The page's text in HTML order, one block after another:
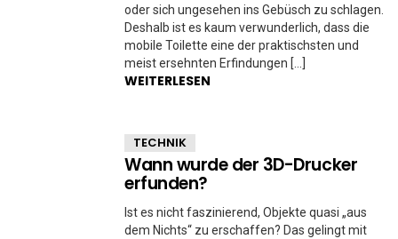
oder sich ungesehen ins Gebüsch zu schlagen.
Deshalb ist es kaum verwunderlich, dass die
mobile Toilette eine der praktischsten und
meist ersehnten Erfindungen […]
WEITERLESEN
TECHNIK
Wann wurde der 3D-Drucker
erfunden?
Ist es nicht faszinierend, Objekte quasi „aus
dem Nichts“ zu erschaffen? Das gelingt mit